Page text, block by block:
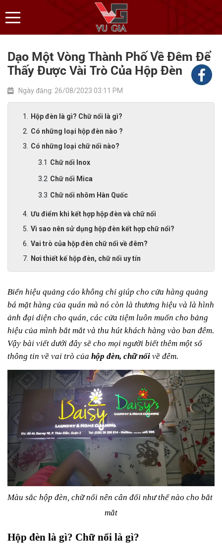
Dạo Một Vòng Thành Phố Về Đêm Để
Thấy Được Vài Trò Của Hộp Đèn
Ngày đăng: 26/08/2023 03:11 PM
Hộp đèn là gì? Chữ nổi là gì?
Có những loại hộp đèn nào ?
Có những loại chữ nổi nào?
Chữ nổi Inox
Chữ nổi Mica
Chữ nổi nhôm Hàn Quốc
Ưu điểm khi kết hợp hộp đèn và chữ nổi
Vì sao nên sử dụng hộp đèn kết hợp chữ nổi?
Vai trò của hộp đèn chữ nổi về đêm?
Nơi thiết kế hộp đèn, chữ nổi uy tín
Biển hiệu quảng cáo không chỉ giúp cho cửa hàng quảng
bá mặt hàng của quán mà nó còn là thương hiệu và là hình
ảnh đại diện cho quán, các cửa tiệm luôn muốn cho bảng
hiệu của mình bắt mắt và thu hút khách hàng vào ban đêm.
Vậy bài viết dưới đây sẽ cho mọi người biết thêm một số
thông tin về vai trò của hộp đèn, chữ nổi về đêm.
Màu sắc hộp đèn, chữ nổi nên cân đối như thế nào cho bắt
mắt
Hộp đèn là gì? Chữ nổi là gì?